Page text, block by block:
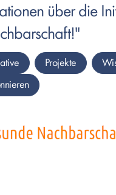
über die
Projekte